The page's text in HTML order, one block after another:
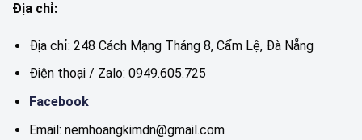
Địa chỉ:
Địa chỉ: 248 Cách Mạng Tháng 8, Cẩm Lệ, Đà Nẵng
Điện thoại / Zalo: 0949.605.725
Facebook
Email: nemhoangkimdn@gmail.com